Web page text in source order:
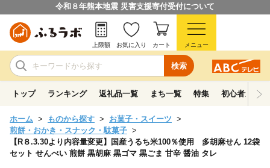
令和８年熊本地震 災害支援寄付受付について
検索
上限額 お気に入り カート メニュー
トップ ランキング 返礼品一覧 まち一覧 特集 初心者ガイド
ホーム ものから探す
お菓子・スイーツ
煎餅・おかき・スナック・駄菓子
【R８.3.30より内容量変更】国産うるち米100％使用 多胡麻せん 12袋
セット せんべい 煎餅 黒胡麻 黒ゴマ 黒ごま 甘辛 醤油 タレ